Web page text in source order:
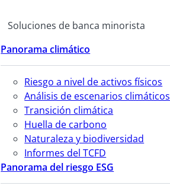
Soluciones de banca minorista
Panorama climático
Riesgo a nivel de activos físicos
Análisis de escenarios climáticos
Transición climática
Huella de carbono
Naturaleza y biodiversidad
Informes del TCFD
Panorama del riesgo ESG